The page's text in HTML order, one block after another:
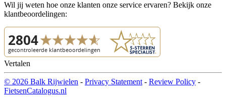
Wil jij weten hoe onze klanten onze service ervaren? Bekijk onze
klantbeoordelingen:
Vertalen
© 2026 Balk Rijwielen - Privacy Statement - Review Policy -
FietsenCatalogus.nl